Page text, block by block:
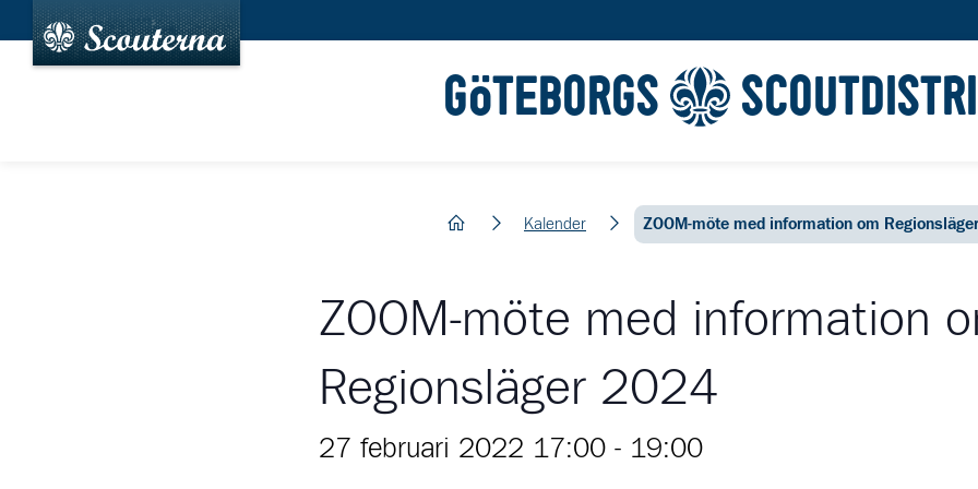
GÖTEBORGS
hem Kalender ZOOM-möte med information om
ZOOM-möte med information
Regionsläger 2024
27 februari 2022 17:00 - 19:00